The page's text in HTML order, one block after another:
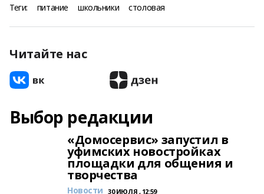
Теги: питание школьники столовая
Читайте нас
Выбор редакции
«Домосервис» запустил в
уфимских новостройках
площадки для общения и
творчества
Новости 30 ИЮЛЯ , 12:59